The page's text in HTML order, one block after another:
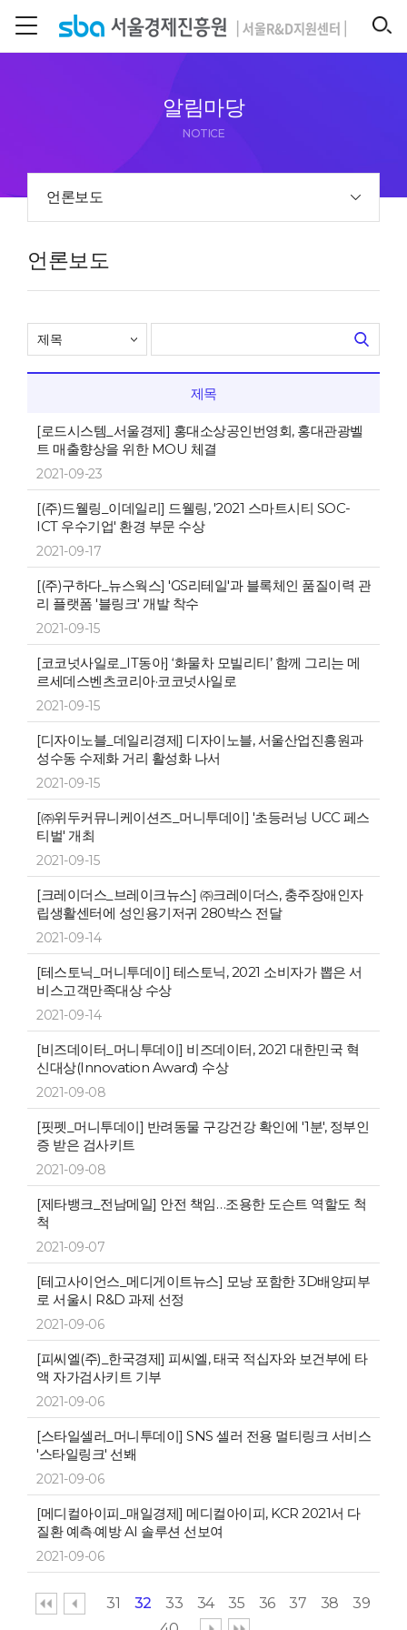
SEARCH
알림마당
NOTICE
언론보도
언론보도
제목
[로드시스템_서울경제] 홍대소상공인번영회, 홍대관광벨
트 매출향상을 위한 MOU 체결
2021-09-23
[(주)드웰링_이데일리] 드웰링, '2021 스마트시티 SOC-
ICT 우수기업' 환경 부문 수상
2021-09-17
[(주)구하다_뉴스웍스] 'GS리테일'과 블록체인 품질이력 관
리 플랫폼 '블링크' 개발 착수
2021-09-15
[코코넛사일로_IT동아] ‘화물차 모빌리티’ 함께 그리는 메
르세데스벤츠코리아·코코넛사일로
2021-09-15
[디자이노블_데일리경제] 디자이노블, 서울산업진흥원과
성수동 수제화 거리 활성화 나서
2021-09-15
[㈜위두커뮤니케이션즈_머니투데이] '초등러닝 UCC 페스
티벌' 개최
2021-09-15
[크레이더스_브레이크뉴스] ㈜크레이더스, 충주장애인자
립생활센터에 성인용기저귀 280박스 전달
2021-09-14
[테스토닉_머니투데이] 테스토닉, 2021 소비자가 뽑은 서
비스고객만족대상 수상
2021-09-14
[비즈데이터_머니투데이] 비즈데이터, 2021 대한민국 혁
신대상(Innovation Award) 수상
2021-09-08
[핏펫_머니투데이] 반려동물 구강건강 확인에 '1분', 정부인
증 받은 검사키트
2021-09-08
[제타뱅크_전남메일] 안전 책임…조용한 도슨트 역할도 척
척
2021-09-07
[테고사이언스_메디게이트뉴스] 모낭 포함한 3D배양피부
로 서울시 R&D 과제 선정
2021-09-06
[피씨엘(주)_한국경제] 피씨엘, 태국 적십자와 보건부에 타
액 자가검사키트 기부
2021-09-06
[스타일셀러_머니투데이] SNS 셀러 전용 멀티링크 서비스
'스타일링크' 선봬
2021-09-06
[메디컬아이피_매일경제] 메디컬아이피, KCR 2021서 다
질환 예측·예방 AI 솔루션 선보여
2021-09-06
31 32 33 34 35 36 37 38
39